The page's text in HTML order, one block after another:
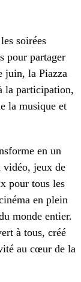
soirées
pour partager
juin, la Piazza
la participation,
la musique et
en un
vidéo, jeux de
pour tous les
en plein
monde entier.
à tous, créé
au cœur de la